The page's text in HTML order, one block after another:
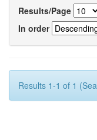
Results/Page
In order
Results 1-1 of 1